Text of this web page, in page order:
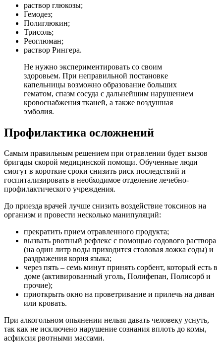
раствор глюкозы;
Гемодез;
Полиглюкин;
Трисоль;
Реоглюман;
раствор Рингера.
Не нужно экспериментировать со своим
здоровьем. При неправильной постановке
капельницы возможно образование больших
гематом, спазм сосуда с дальнейшим нарушением
кровоснабжения тканей, а также воздушная
эмболия.
Профилактика осложнений
Самым правильным решением при отравлении будет вызов
бригады скорой медицинской помощи. Обученные люди
смогут в короткие сроки снизить риск последствий и
госпитализировать в необходимое отделение лечебно-
профилактического учреждения.
До приезда врачей лучше снизить воздействие токсинов на
организм и провести несколько манипуляций:
прекратить прием отравленного продукта;
вызвать рвотный рефлекс с помощью содового раствора
(на один литр воды приходится столовая ложка соды) и
раздражения корня языка;
через пять – семь минут принять сорбент, который есть в
доме (активированный уголь, Полифепан, Полисорб и
прочие);
приоткрыть окно на проветривание и прилечь на диван
или кровать.
При алкогольном опьянении нельзя давать человеку уснуть,
так как не исключено нарушение сознания вплоть до комы,
асфиксия рвотными массами.